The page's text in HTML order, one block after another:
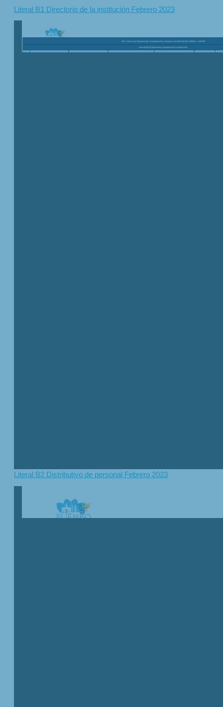
Literal B1 Directorio de la institución Febrero 2023
Literal B2 Distributivo de personal Febrero 2023